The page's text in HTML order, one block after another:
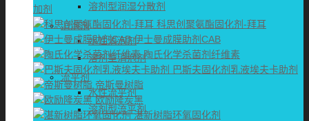
溶剂型润湿分散剂
消泡剂
水性消泡剂
溶剂型消泡剂
流平剂
水性流平剂
溶剂型流平剂
加剂
科思创聚氨酯固化剂-拜耳
伊士曼成膜助剂CAB
陶氏化学杀菌剂纤维素
巴斯夫固化剂乳液埃夫卡助剂
帝斯曼树脂
欧励隆炭黑
湛新树脂环氧固化剂